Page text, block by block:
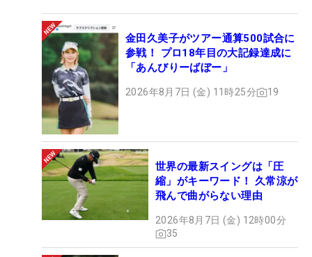
金田久美子がツアー通算500試合に
参戦！ プロ18年目の大記録達成に
「あんびりーばぼー」
2026年8月7日 (金) 11時25分 19
世界の最新スイングは「圧
縮」がキーワード！ 久常涼が
飛んで曲がらない理由
2026年8月7日 (金) 12時00分
35